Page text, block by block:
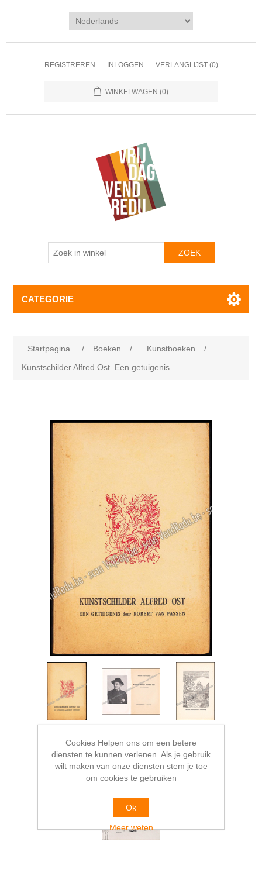
REGISTREREN INLOGGEN VERLANGLIJST (0)
WINKELWAGEN (0)
CATEGORIE
Startpagina / Boeken / Kunstboeken
/
Kunstschilder Alfred Ost. Een getuigenis
Cookies Helpen ons om een betere
diensten te kunnen verlenen. Als je gebruik
wilt maken van onze diensten stem je toe
om cookies te gebruiken
Ok
Meer weten